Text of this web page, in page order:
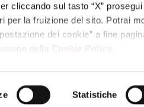
cliccando sul tasto “X”
per la fruizione del sito. Potrai
dei cookie” a fine
Cookie Policy
Statistiche
PARTNER